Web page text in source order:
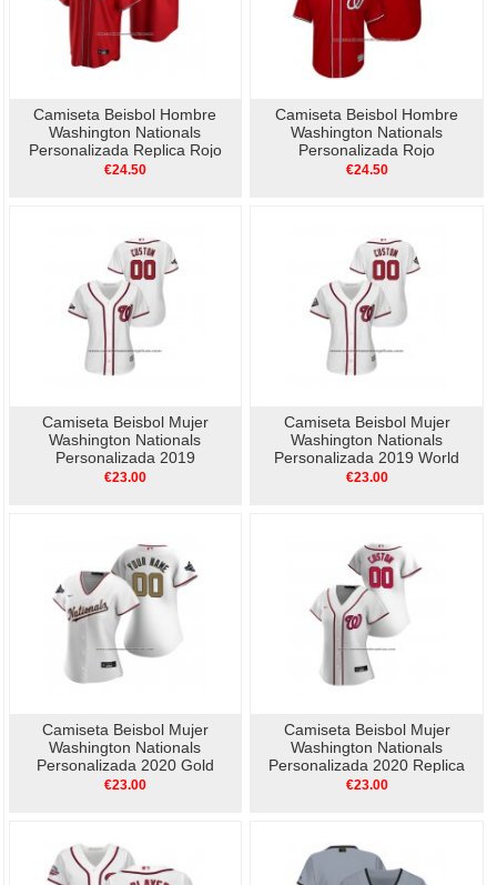
Camiseta Beisbol Hombre
Washington Nationals
Personalizada Replica Rojo
€24.50
Camiseta Beisbol Hombre
Washington Nationals
Personalizada Rojo
€24.50
Camiseta Beisbol Mujer
Washington Nationals
Personalizada 2019
Postemporada Cool Base
€23.00
Camiseta Beisbol Mujer
Washington Nationals
Personalizada 2019 World
Series Bound Cool Base
€23.00
Camiseta Beisbol Mujer
Washington Nationals
Personalizada 2020 Gold
Program Replica Blanco
€23.00
Camiseta Beisbol Mujer
Washington Nationals
Personalizada 2020 Replica
Primera Blanco
€23.00